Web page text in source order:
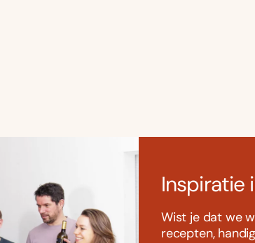
Inspiratie
Wist je dat we
recepten,